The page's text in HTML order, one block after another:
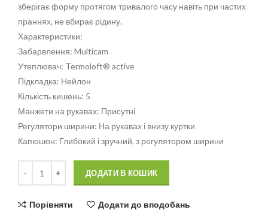
зберігає форму протягом тривалого часу навіть при частих
праннях, не вбирає рідину.
Характеристики:
Забарвлення: Multicam
Утеплювач: Termoloft® active
Підкладка: Нейлон
Кількість кишень: 5
Манжети на рукавах: Присутні
Регулятори ширини: На рукавах і внизу куртки
Капюшон: Глибокий і зручний, з регулятором ширини
ДОДАТИ В КОШИК
Порівняти Додати до вподобань